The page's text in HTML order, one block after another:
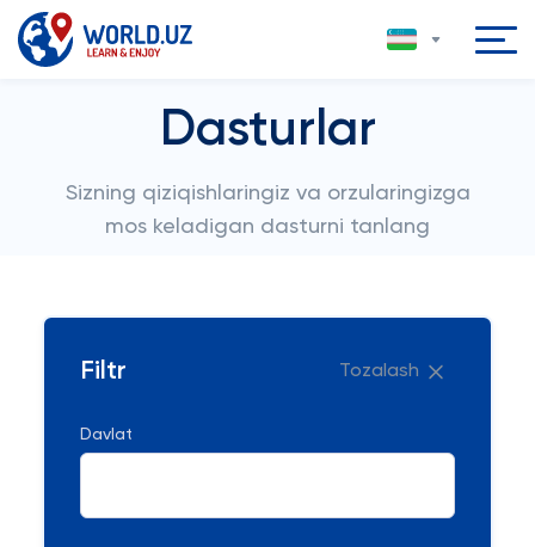
Dasturlar
Sizning qiziqishlaringiz va orzularingizga
mos keladigan dasturni tanlang
Filtr Tozalash
Davlat